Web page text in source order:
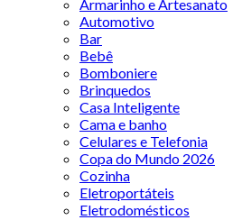
Armarinho e Artesanato
Automotivo
Bar
Bebê
Bomboniere
Brinquedos
Casa Inteligente
Cama e banho
Celulares e Telefonia
Copa do Mundo 2026
Cozinha
Eletroportáteis
Eletrodomésticos